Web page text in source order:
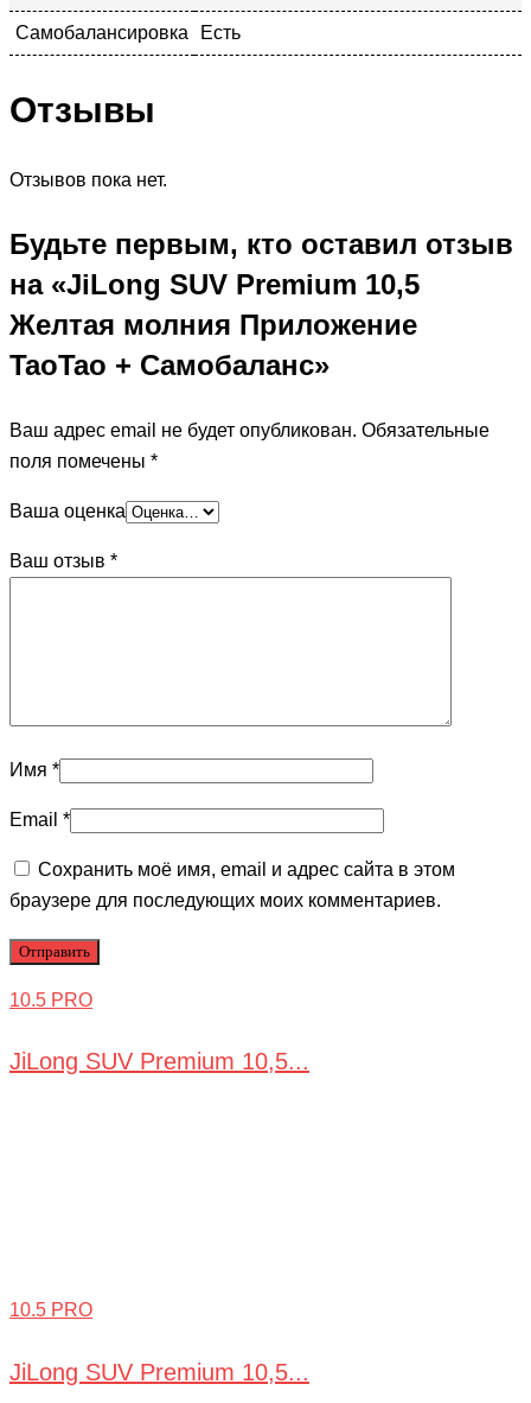
Самобалансировка Есть
Отзывы
Отзывов пока нет.
Будьте первым, кто оставил отзыв
на «JiLong SUV Premium 10,5
Желтая молния Приложение
TaoTao + Самобаланс»
Ваш адрес email не будет опубликован. Обязательные
поля помечены *
Ваша оценка
Ваш отзыв *
Имя *
Email *
Сохранить моё имя, email и адрес сайта в этом
браузере для последующих моих комментариев.
10.5 PRO
JiLong SUV Premium 10,5...
10.5 PRO
JiLong SUV Premium 10,5...